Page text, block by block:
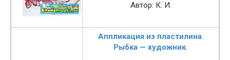
Автор: К. И.
Аппликация из пластилина.
Рыбка — художник.